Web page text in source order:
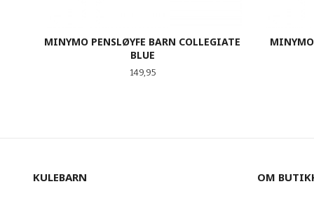
MINYMO PENSLØYFE BARN COLLEGIATE
BLUE
Pris
149,95
KULEBARN OM